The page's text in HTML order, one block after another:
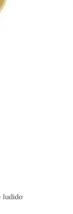
ludido